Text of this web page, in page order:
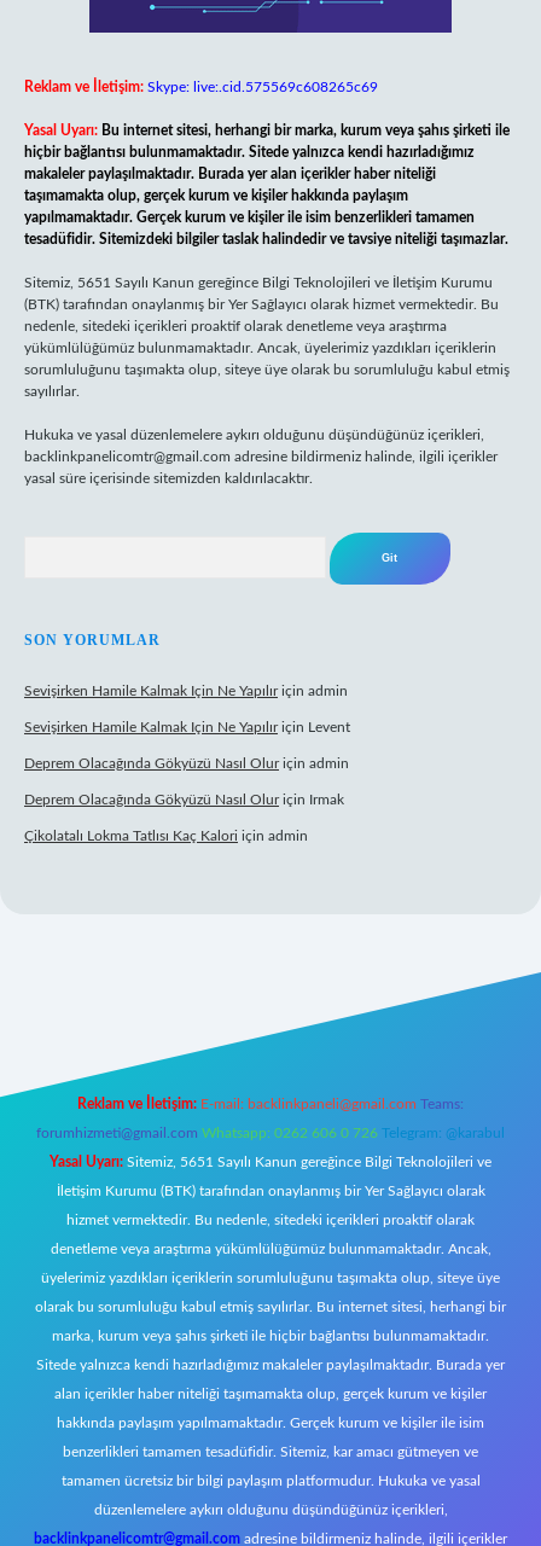
Reklam ve İletişim: Skype: live:.cid.575569c608265c69
Yasal Uyarı: Bu internet sitesi, herhangi bir marka, kurum veya şahıs şirketi ile
hiçbir bağlantısı bulunmamaktadır. Sitede yalnızca kendi hazırladığımız
makaleler paylaşılmaktadır. Burada yer alan içerikler haber niteliği
taşımamakta olup, gerçek kurum ve kişiler hakkında paylaşım
yapılmamaktadır. Gerçek kurum ve kişiler ile isim benzerlikleri tamamen
tesadüfidir. Sitemizdeki bilgiler taslak halindedir ve tavsiye niteliği taşımazlar.
Sitemiz, 5651 Sayılı Kanun gereğince Bilgi Teknolojileri ve İletişim Kurumu
(BTK) tarafından onaylanmış bir Yer Sağlayıcı olarak hizmet vermektedir. Bu
nedenle, sitedeki içerikleri proaktif olarak denetleme veya araştırma
yükümlülüğümüz bulunmamaktadır. Ancak, üyelerimiz yazdıkları içeriklerin
sorumluluğunu taşımakta olup, siteye üye olarak bu sorumluluğu kabul etmiş
sayılırlar.
Hukuka ve yasal düzenlemelere aykırı olduğunu düşündüğünüz içerikleri,
backlinkpanelicomtr@gmail.com adresine bildirmeniz halinde, ilgili içerikler
yasal süre içerisinde sitemizden kaldırılacaktır.
SON YORUMLAR
Sevişirken Hamile Kalmak Için Ne Yapılıriçin admin
Sevişirken Hamile Kalmak Için Ne Yapılıriçin Levent
Deprem Olacağında Gökyüzü Nasıl Oluriçin admin
Deprem Olacağında Gökyüzü Nasıl Oluriçin Irmak
Çikolatalı Lokma Tatlısı Kaç Kalori için admin
Reklam ve İletişim: E-mail: backlinkpaneli@gmail.com Teams:
forumhizmeti@gmail.com Whatsapp: 0262 606 0 726 Telegram: @karabul
Yasal Uyarı: Sitemiz, 5651 Sayılı Kanun gereğince Bilgi Teknolojileri ve
İletişim Kurumu (BTK) tarafından onaylanmış bir Yer Sağlayıcı olarak
hizmet vermektedir. Bu nedenle, sitedeki içerikleri proaktif olarak
denetleme veya araştırma yükümlülüğümüz bulunmamaktadır. Ancak,
üyelerimiz yazdıkları içeriklerin sorumluluğunu taşımakta olup, siteye üye
olarak bu sorumluluğu kabul etmiş sayılırlar. Bu internet sitesi, herhangi bir
marka, kurum veya şahıs şirketi ile hiçbir bağlantısı bulunmamaktadır.
Sitede yalnızca kendi hazırladığımız makaleler paylaşılmaktadır. Burada yer
alan içerikler haber niteliği taşımamakta olup, gerçek kurum ve kişiler
hakkında paylaşım yapılmamaktadır. Gerçek kurum ve kişiler ile isim
benzerlikleri tamamen tesadüfidir. Sitemiz, kar amacı gütmeyen ve
tamamen ücretsiz bir bilgi paylaşım platformudur. Hukuka ve yasal
düzenlemelere aykırı olduğunu düşündüğünüz içerikleri,
backlinkpanelicomtr@gmail.com adresine bildirmeniz halinde, ilgili içerikler